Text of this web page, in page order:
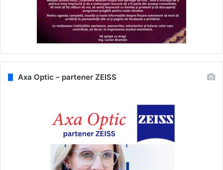
Axa Optic – partener ZEISS